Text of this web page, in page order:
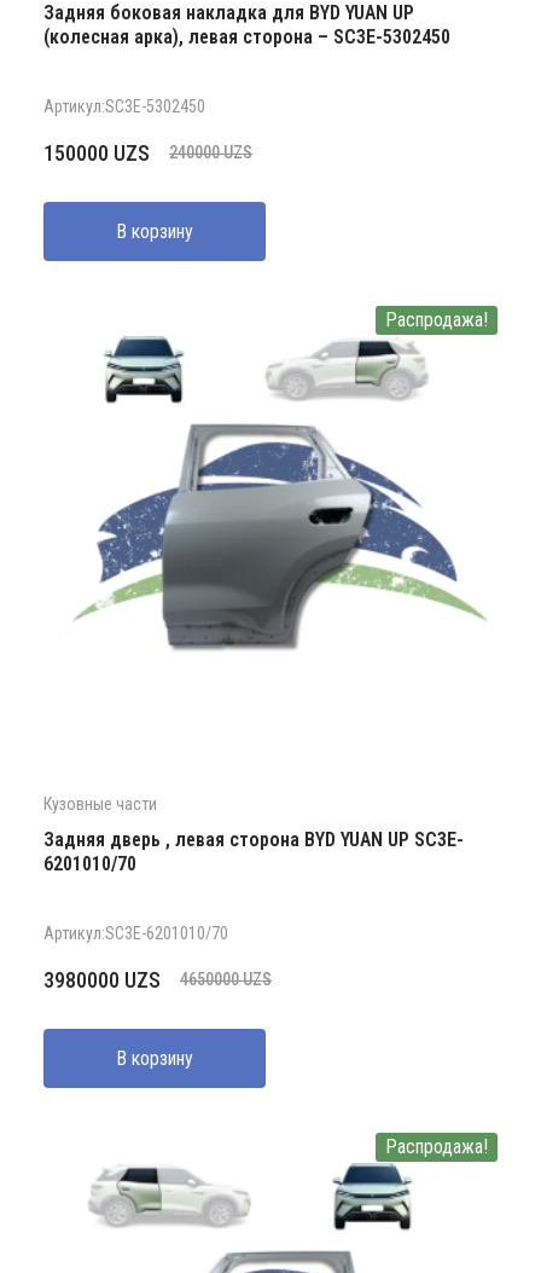
Задняя боковая накладка для BYD YUAN UP
(колесная арка), левая сторона – SC3E-5302450
Артикул:SC3E-5302450
240000UZS
Первоначальная
составляла
240000 UZS.
150000 UZS
Текущая
150000 UZS.
В корзину
Распродажа!
Кузовные части
Задняя дверь , левая сторона BYD YUAN UP SC3E-
6201010/70
Артикул:SC3E-6201010/70
4650000UZS
Первоначальная
составляла
4650000 UZS.
3980000 UZS
Текущая
3980000 UZS.
В корзину
Распродажа!